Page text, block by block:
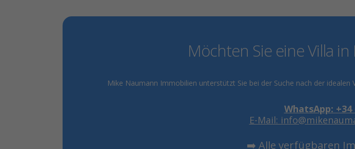
Möchten Sie eine Villa
Mike Naumann Immobilien unterstützt Sie bei der Suche nach der
WhatsApp: +34
E-Mail:
➡️ Alle verfügbaren